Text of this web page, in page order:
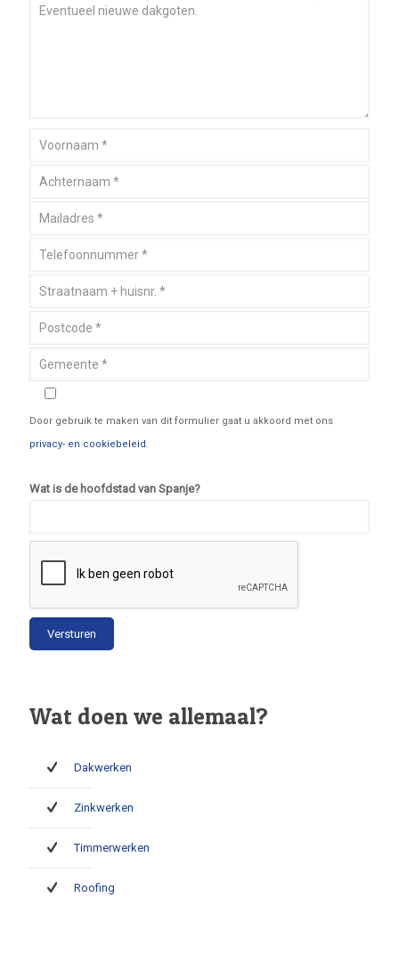
Door gebruik te maken van dit formulier gaat u akkoord met ons
privacy- en cookiebeleid.
Wat is de hoofdstad van Spanje?
Wat doen we allemaal?
Dakwerken
Zinkwerken
Timmerwerken
Roofing